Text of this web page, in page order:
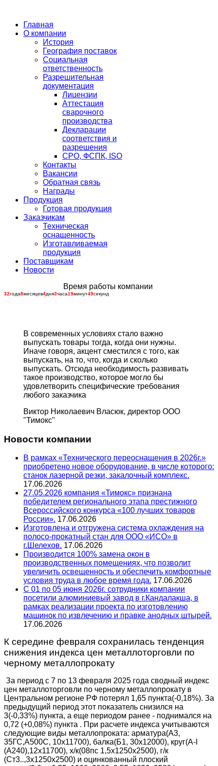
Главная
О компании
История
География поставок
Социальная
ответственность
Разрешительная
документация
Лицензии
Аттестация
сварочного
производства
Декларации
соответствия и
разрешения
СРО, ФСПК, ISO
Контакты
Вакансии
Обратная связь
Награды
Продукция
Готовая продукция
Заказчикам
Техническая
оснащенность
Изготавливаемая
продукция
Поставщикам
Новости
Время работы компании
32года8месяцев4дня3часа19минут49секунд
В современных условиях стало важно
выпускать товары тогда, когда они нужны.
Иначе говоря, акцент сместился с того, как
выпускать, на то, что, когда и сколько
выпускать. Отсюда необходимость развивать
такое производство, которое могло бы
удовлетворить специфические требования
любого заказчика
Виктор Николаевич Власюк, директор ООО
"Тимокс"
Новости компании
В рамках «Технического переоснащения в 2026г.»
приобретено новое оборудование, в числе которого:
станок лазерной резки, закалочный комплекс.
17.06.2026
27.05.2026 компания «Тимокс» признана
победителем регионального этапа престижного
Всероссийского конкурса «100 лучших товаров
России». 17.06.2026
Изготовлена и отгружена система охлаждения на
полосо-прокатный стан для ООО «ИСО» в
г.Шелехов. 17.06.2026
Производится 100% замена окон в
производственных помещениях, что позволит
увеличить освещенность и обеспечить комфортные
условия труда в любое время года. 17.06.2026
С 01 по 05 июня 2026г. сотрудники компании
посетили алюминиевый завод в г.Кандалакша, в
рамках реализации проекта по изготовлению
машинок по извлечению и правке анодных штырей.
17.06.2026
К середине февраля сохранилась тенденция
снижения индекса цен металлоторговли по
черному металлопрокату
За период с 7 по 13 февраля 2025 года сводный индекс
цен металлоторговли по черному металлопрокату в
Центральном регионе РФ потерял 1,65 пункта(-0,18%). За
предыдущий период этот показатель снизился на
3(-0,33%) пункта, а еще периодом ранее - поднимался на
0,72 (+0,08%) пункта . При расчете индекса учитываются
следующие виды металлопроката: арматура(А3,
35ГС,А500С, 10х11700), балка(Б1, 30х12000), круг(A-I
(A240),12х11700), х/к(08пс 1,5х1250х2500), г/к
(Ст3..,3х1250х2500) и оцинкованный плоский